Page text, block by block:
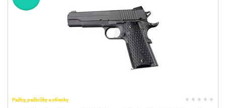
Pažby, pažbičky a střenky